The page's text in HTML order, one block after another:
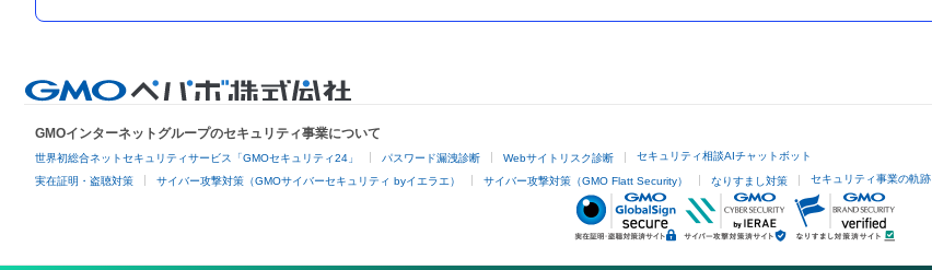
GMOインターネットグループのセキュリティ事業について
世界初総合ネットセキュリティサービス「GMOセキュリティ24」 パスワード漏洩診断 Webサイトリスク診断 セキュリティ相談AIチャットボット
実在証明・盗聴対策 サイバー攻撃対策（GMOサイバーセキュリティ byイエラエ） サイバー攻撃対策（GMO Flatt Security） なりすまし対策 セキュリティ事業の軌跡